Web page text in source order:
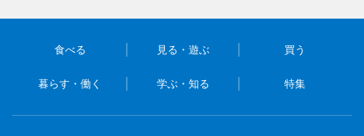
食べる 見る・遊ぶ 買う
暮らす・働く 学ぶ・知る 特集